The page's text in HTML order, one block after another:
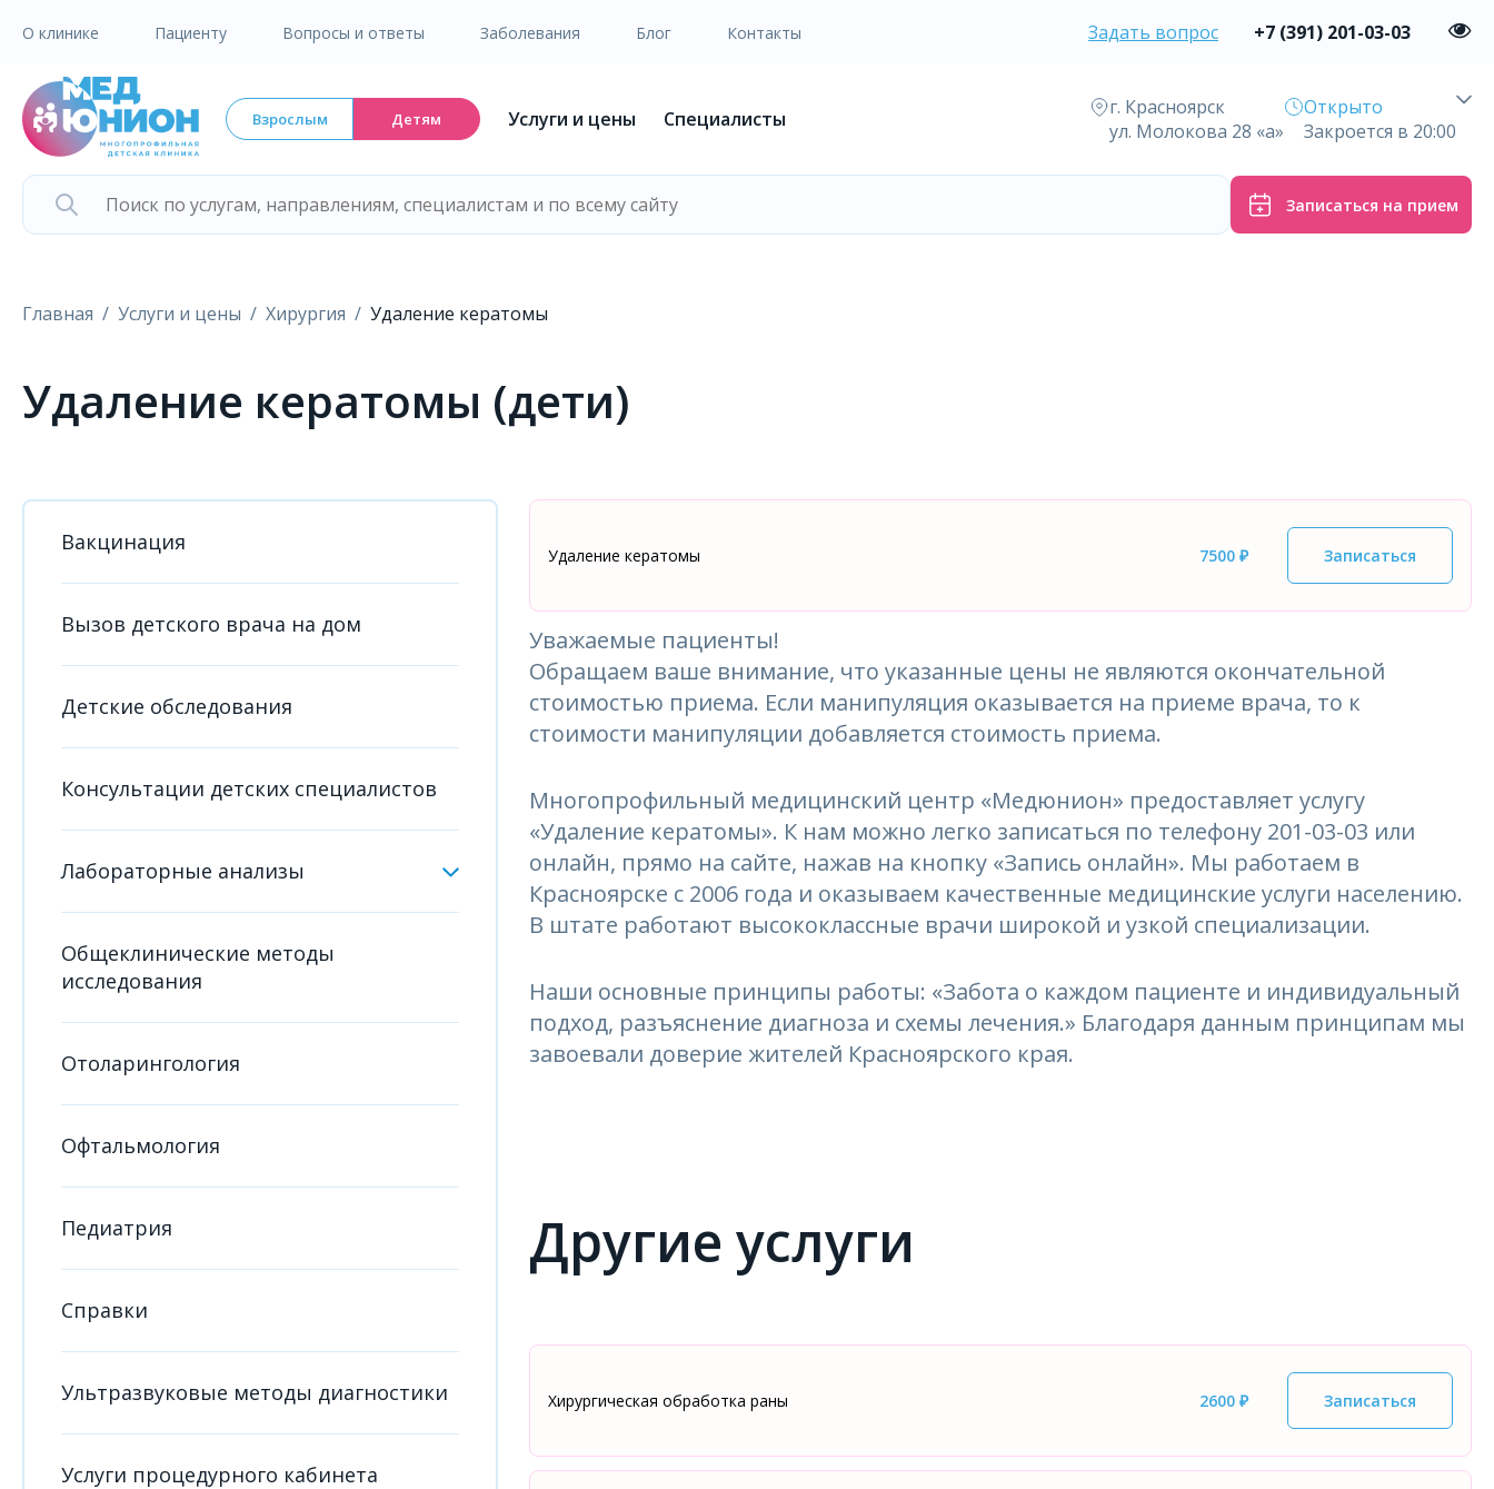
О клинике Пациенту Вопросы и ответы Заболевания Блог Контакты Задать вопрос +7 (391) 201-03-03
Взрослым Детям Услуги и цены Специалисты
г. Красноярск
ул. Молокова 28 «а»
Открыто
Закроется в 20:00
Записаться на прием
Главная Услуги и цены Хирургия Удаление кератомы
Удаление кератомы (дети)
Вакцинация
Вызов детского врача на дом
Детские обследования
Консультации детских специалистов
Лабораторные анализы
Общеклинические методы
исследования
Отоларингология
Офтальмология
Педиатрия
Справки
Ультразвуковые методы диагностики
Услуги процедурного кабинета
Удаление кератомы 7500 ₽ Записаться
Уважаемые пациенты!
Обращаем ваше внимание, что указанные цены не являются окончательной
стоимостью приема. Если манипуляция оказывается на приеме врача, то к
стоимости манипуляции добавляется стоимость приема.
Многопрофильный медицинский центр «Медюнион» предоставляет услугу
«Удаление кератомы». К нам можно легко записаться по телефону 201-03-03 или
онлайн, прямо на сайте, нажав на кнопку «Запись онлайн». Мы работаем в
Красноярске с 2006 года и оказываем качественные медицинские услуги населению.
В штате работают высококлассные врачи широкой и узкой специализации.
Наши основные принципы работы: «Забота о каждом пациенте и индивидуальный
подход, разъяснение диагноза и схемы лечения.» Благодаря данным принципам мы
завоевали доверие жителей Красноярского края.
Другие услуги
Хирургическая обработка раны 2600 ₽ Записаться